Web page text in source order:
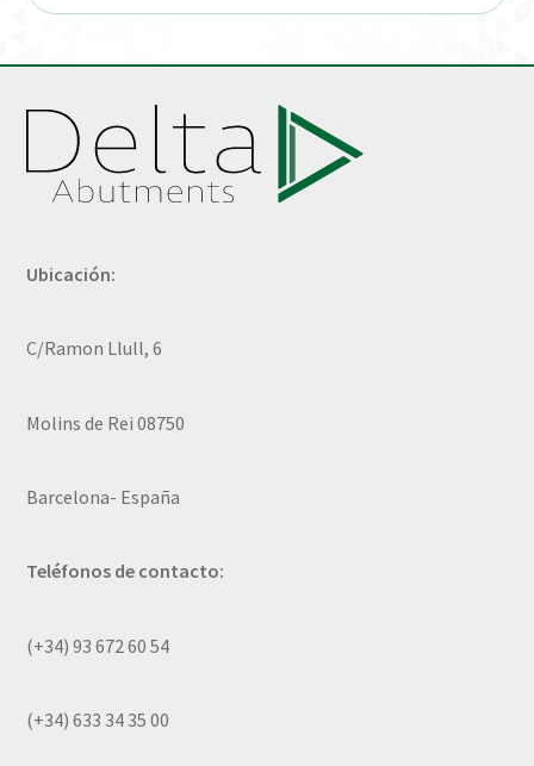
Ubicación:
C/Ramon Llull, 6
Molins de Rei 08750
Barcelona- España
Teléfonos de contacto:
(+34) 93 672 60 54
(+34) 633 34 35 00